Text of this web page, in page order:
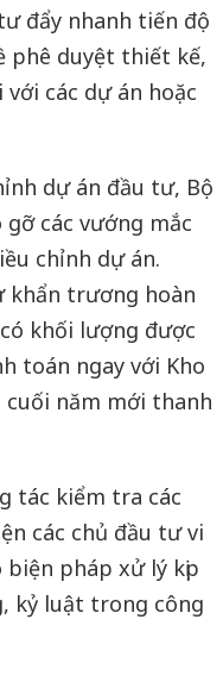
đẩy nhanh tiến độ
phê duyệt thiết kế,
các dự án hoặc
dự án đầu tư, Bộ
các vướng mắc
chỉnh dự án.
khẩn trương hoàn
khối lượng được
toán ngay với Kho
cuối năm mới thanh
tác kiểm tra các
các chủ đầu tư vi
biện pháp xử lý kịp
kỷ luật trong công